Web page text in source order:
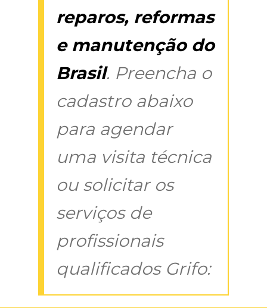
reparos, reformas
e manutenção do
Brasil. Preencha o
cadastro abaixo
para agendar
uma visita técnica
ou solicitar os
serviços de
profissionais
qualificados Grifo: